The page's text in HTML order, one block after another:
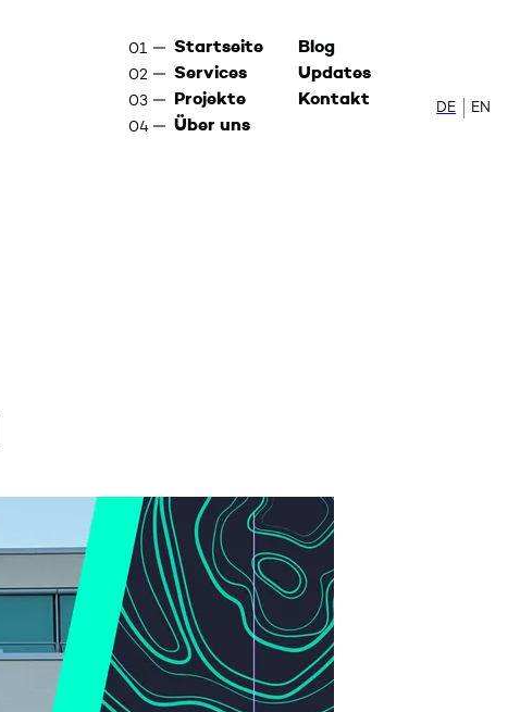
Startseite
Services
Projekte
Über uns
Blog
Updates
Kontakt
DE Zur
EN